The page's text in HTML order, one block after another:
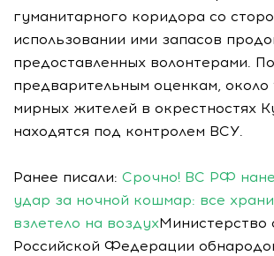
гуманитарного коридора со
использовании ими запасов
предоставленных волонтерами. По
предварительным оценкам, около
мирных жителей в окрестностях
находятся под контролем ВСУ.
Ранее писали: Срочно! ВС РФ
удар за ночной кошмар: все
взлетело на воздухМинистерство
Российской Федерации